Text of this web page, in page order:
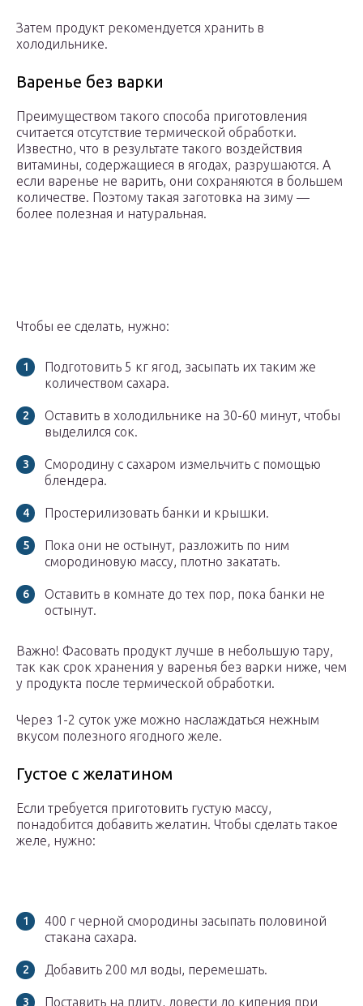
Затем продукт рекомендуется хранить в
холодильнике.
Варенье без варки
Преимуществом такого способа приготовления
считается отсутствие термической обработки.
Известно, что в результате такого воздействия
витамины, содержащиеся в ягодах, разрушаются. А
если варенье не варить, они сохраняются в большем
количестве. Поэтому такая заготовка на зиму —
более полезная и натуральная.
Чтобы ее сделать, нужно:
Подготовить 5 кг ягод, засыпать их таким же
количеством сахара.
Оставить в холодильнике на 30-60 минут, чтобы
выделился сок.
Смородину с сахаром измельчить с помощью
блендера.
Простерилизовать банки и крышки.
Пока они не остынут, разложить по ним
смородиновую массу, плотно закатать.
Оставить в комнате до тех пор, пока банки не
остынут.
Важно! Фасовать продукт лучше в небольшую тару,
так как срок хранения у варенья без варки ниже, чем
у продукта после термической обработки.
Через 1-2 суток уже можно наслаждаться нежным
вкусом полезного ягодного желе.
Густое с желатином
Если требуется приготовить густую массу,
понадобится добавить желатин. Чтобы сделать такое
желе, нужно:
400 г черной смородины засыпать половиной
стакана сахара.
Добавить 200 мл воды, перемешать.
Поставить на плиту, довести до кипения при